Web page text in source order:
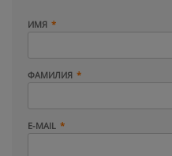
ИМЯ
ФАМИЛИЯ
E-MAIL